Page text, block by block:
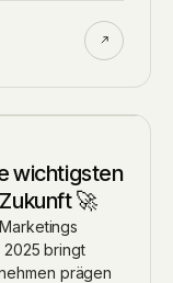
wichtigsten
🚀
bringt
prägen